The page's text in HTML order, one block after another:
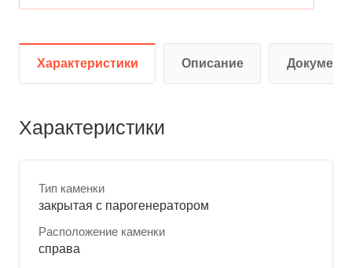
Характеристики Описание
Характеристики
Тип каменки
закрытая с парогенератором
Расположение каменки
справа